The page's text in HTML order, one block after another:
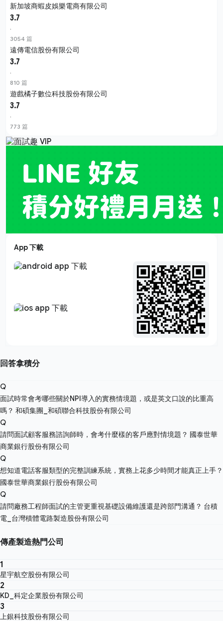
新加坡商蝦皮娛樂電商有限公司
3.7
·
3054 篇
遠傳電信股份有限公司
3.7
·
810 篇
遊戲橘子數位科技股份有限公司
3.7
·
773 篇
App 下載
回答拿積分
Q
面試時常會考哪些關於NPI導入的實務情境題，或是英文口說的比重高
嗎？ 和碩集團_和碩聯合科技股份有限公司
Q
請問面試顧客服務諮詢師時，會考什麼樣的客戶應對情境題？ 國泰世華
商業銀行股份有限公司
Q
想知道電話客服類型的完整訓練系統，實務上花多少時間才能真正上手？
國泰世華商業銀行股份有限公司
Q
請問廠務工程師面試的主管更重視基礎設備維護還是跨部門溝通？ 台積
電_台灣積體電路製造股份有限公司
傳產製造熱門公司
1
星宇航空股份有限公司
2
KD_科定企業股份有限公司
3
上銀科技股份有限公司